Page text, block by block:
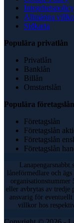
Integritetspolicy
Allmänna
Sidkarta
Populära privatlån
Privatlån
Banklån
Billån
Omstartslån
Populära företagslån
Företagslån
Företagslån
Företagslån
Företagslån
låneförmedlare och
organisationsnummer
eller avbrytas av tredje
ansvarig för
villkor hos